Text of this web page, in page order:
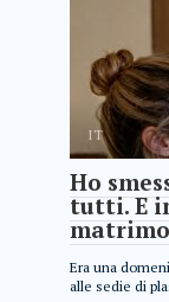
IT
Ho
tutti. E
Era una
alle sedie di